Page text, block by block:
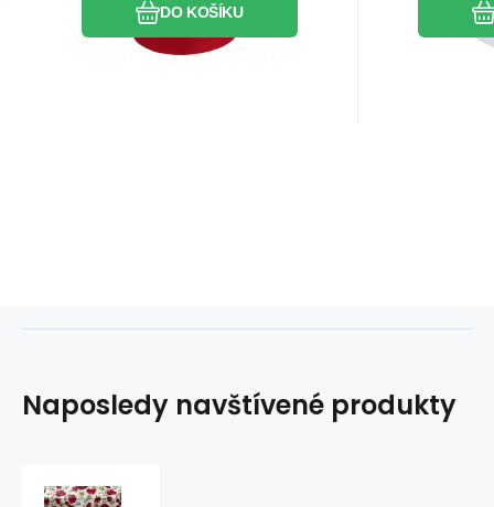
DO KOŠÍKU
Naposledy navštívené produkty